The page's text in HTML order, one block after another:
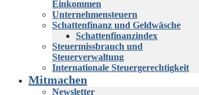
Einkommen
Unternehmensteuern
Schattenfinanz und Geldwäsche
Schattenfinanzindex
Steuermissbrauch und
Steuerverwaltung
Internationale Steuergerechtigkeit
Mitmachen
Newsletter